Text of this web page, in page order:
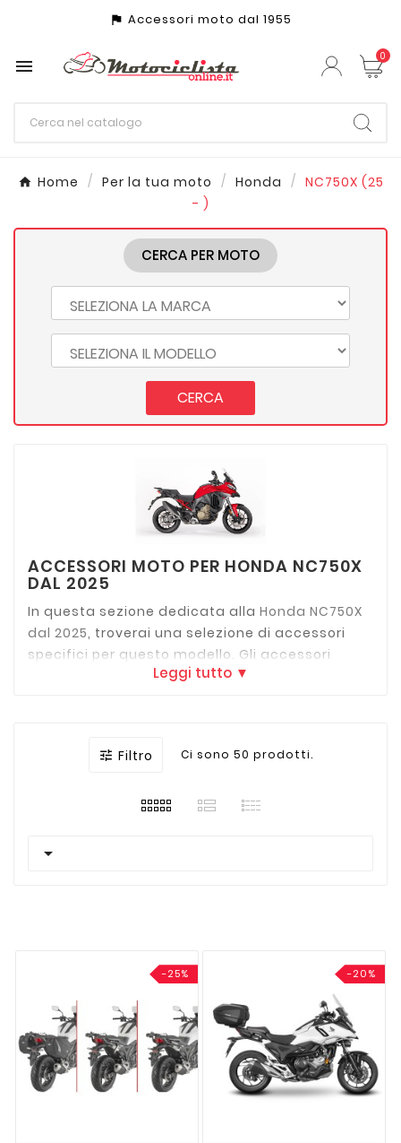
assistant_photo Accessori moto dal 1955
 0
Home Per la tua moto Honda
NC750X (25
- )
CERCA PER MOTO
CERCA
ACCESSORI MOTO PER HONDA NC750X
DAL 2025
In questa sezione dedicata alla Honda NC750X
dal 2025, troverai una selezione di accessori
specifici per questo modello. Gli accessori
disponibili includono valigie laterali, bauletti,
SHAD, SW-Motech, Puig e Hepco & Becker.
Leggi tutto ▼
 Filtro Ci sono 50 prodotti.

-25% -20%